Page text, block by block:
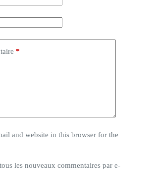
*
and website in this browser for the
les nouveaux commentaires par e-